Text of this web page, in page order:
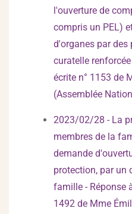
l'ouverture de
compris un PEL)
d'organes par des
curatelle
écrite n° 1153 de
(Assemblée
2023/02/28 - La
membres de la
demande
protection, par un
famille - Réponse
1492 de Mme